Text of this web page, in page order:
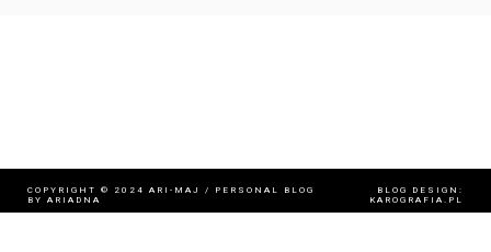
COPYRIGHT © 2024 ARI-MAJ / PERSONAL BLOG
BY ARIADNA
BLOG DESIGN:
KAROGRAFIA.PL